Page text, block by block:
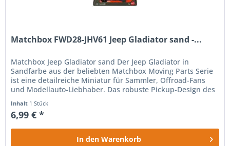
Matchbox FWD28-JHV61 Jeep Gladiator sand -...
Matchbox Jeep Gladiator sand Der Jeep Gladiator in
Sandfarbe aus der beliebten Matchbox Moving Parts Serie
ist eine detailreiche Miniatur für Sammler, Offroad-Fans
und Modellauto-Liebhaber. Das robuste Pickup-Design des
Inhalt 1 Stück
6,99 € *
In den Warenkorb